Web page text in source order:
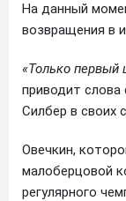
На данный
возвращения в
«Только первый
приводит слова
Силбер в своих
Овечкин,
малоберцовой
регулярного